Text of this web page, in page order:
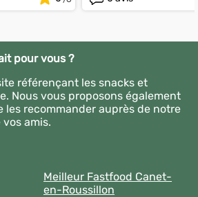
pour vous ?
référençant les snacks et
Nous vous proposons également
les recommander auprès de notre
amis.
Meilleur Fastfood Canet-
en-Roussillon